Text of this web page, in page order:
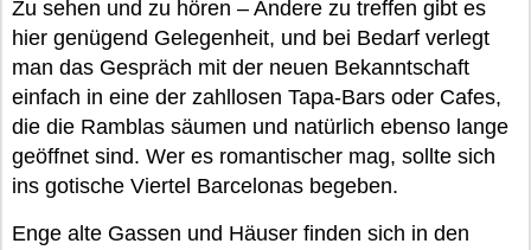
Zu sehen und zu hören – Andere zu treffen gibt es
hier genügend Gelegenheit, und bei Bedarf verlegt
man das Gespräch mit der neuen Bekanntschaft
einfach in eine der zahllosen Tapa-Bars oder Cafes,
die die Ramblas säumen und natürlich ebenso lange
geöffnet sind. Wer es romantischer mag, sollte sich
ins gotische Viertel Barcelonas begeben.
Enge alte Gassen und Häuser finden sich in den